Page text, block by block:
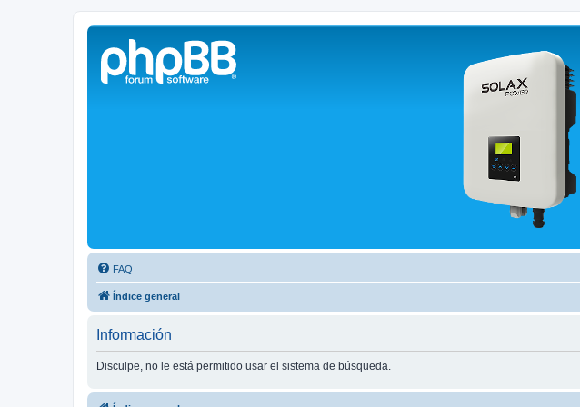
Solax FAQ
Lugar para intercambiar dudas sobre inversores solares Solax y temas relacionados.
FAQ
Índice general
Información
Disculpe, no le está permitido usar el sistema de búsqueda.